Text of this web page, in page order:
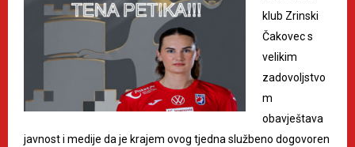
klub Zrinski
Čakovec s
velikim
zadovoljstvo
m
obavještava
javnost i medije da je krajem ovog tjedna službeno dogovoren